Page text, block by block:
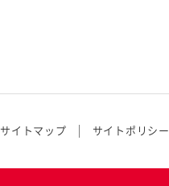
サイトマップ サイトポリシー